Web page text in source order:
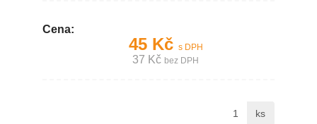
Cena:
45 Kč s DPH
37 Kč bez DPH
ks